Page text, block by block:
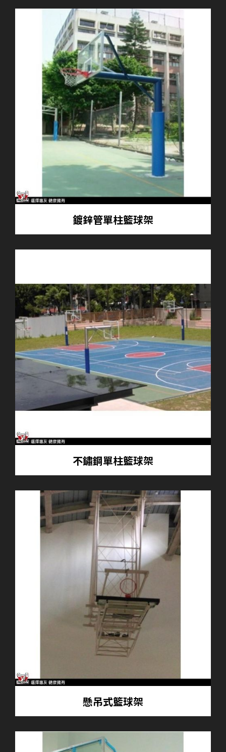
鍍鋅管單柱籃球架
不鏽鋼單柱籃球架
懸吊式籃球架